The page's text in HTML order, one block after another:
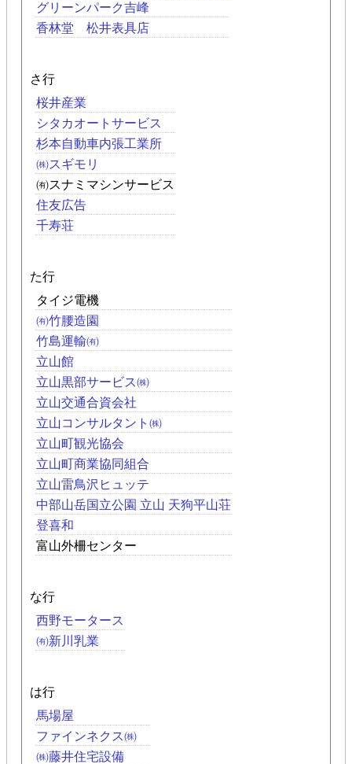
グリーンパーク吉峰
香林堂 松井表具店
さ行
桜井産業
シタカオートサービス
杉本自動車内張工業所
㈱スギモリ
㈲スナミマシンサービス
住友広告
千寿荘
た行
タイジ電機
㈲竹腰造園
竹島運輸㈲
立山館
立山黒部サービス㈱
立山交通合資会社
立山コンサルタント㈱
立山町観光協会
立山町商業協同組合
立山雷鳥沢ヒュッテ
中部山岳国立公園 立山 天狗平山荘
登喜和
富山外柵センター
な行
西野モータース
㈲新川乳業
は行
馬場屋
ファインネクス㈱
㈱藤井住宅設備